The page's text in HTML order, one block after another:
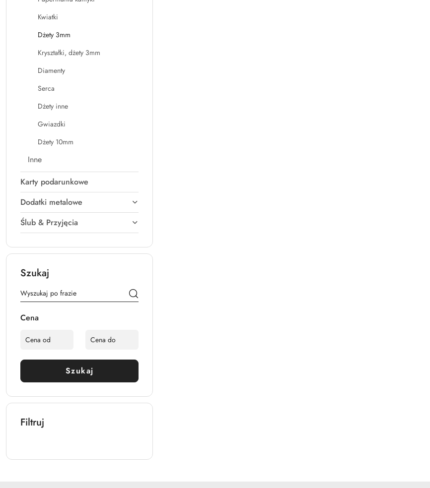
Kwiatki
Dżety 3mm
Kryształki, dżety 3mm
Diamenty
Serca
Dżety inne
Gwiazdki
Dżety 10mm
Inne
Karty podarunkowe
Dodatki metalowe
Ślub & Przyjęcia
Szukaj
Cena
Szukaj
Filtruj